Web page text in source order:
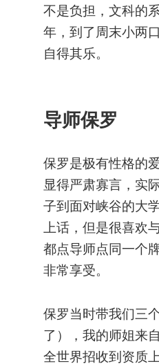
不是负担，文科的
年，到了周末小两
自得其乐。 ​
导师保罗
保罗是极有性格的
显得严肃寡言，实
子到面对峡谷的大
上话，但是很喜欢
都点导师点同一个
非常享受。
保罗当时带我们三
了），我的师姐来
全世界招收到资质